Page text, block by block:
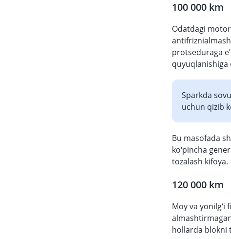
100 000 km
Odatdagi
protseduraga
quyuqlanishiga
Sparkda
uchun qizib
Bu masofada
ko‘pincha
tozalash kifoya.
120 000 km
Moy va yonilg‘i
hollarda blokni